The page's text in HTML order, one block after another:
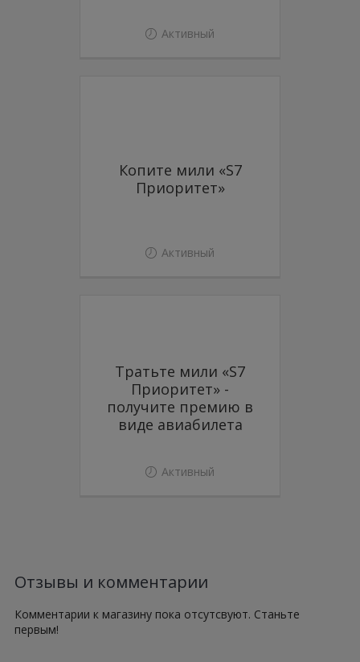
Активный
Копите мили «S7
Приоритет»
Активный
Тратьте мили «S7
Приоритет» -
получите премию в
виде авиабилета
Активный
Отзывы и комментарии
Комментарии к магазину пока отсутсвуют. Станьте
первым!